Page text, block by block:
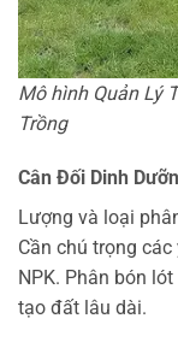
Mô hình Quản Lý
Trồng
Cân Đối Dinh
Lượng và loại
Cần chú trọng
NPK. Phân bón
tạo đất lâu dài.